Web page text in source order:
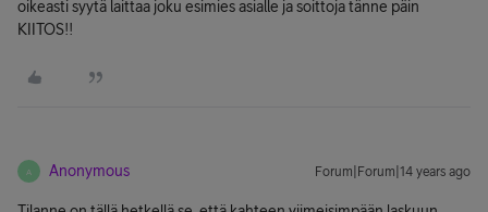
oikeasti syytä laittaa joku esimies asialle ja soittoja tänne päin
KIITOS!!
A Anonymous Forum|Forum|14 years ago